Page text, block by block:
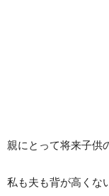
親にとって将来子供
私も夫も背が高くな